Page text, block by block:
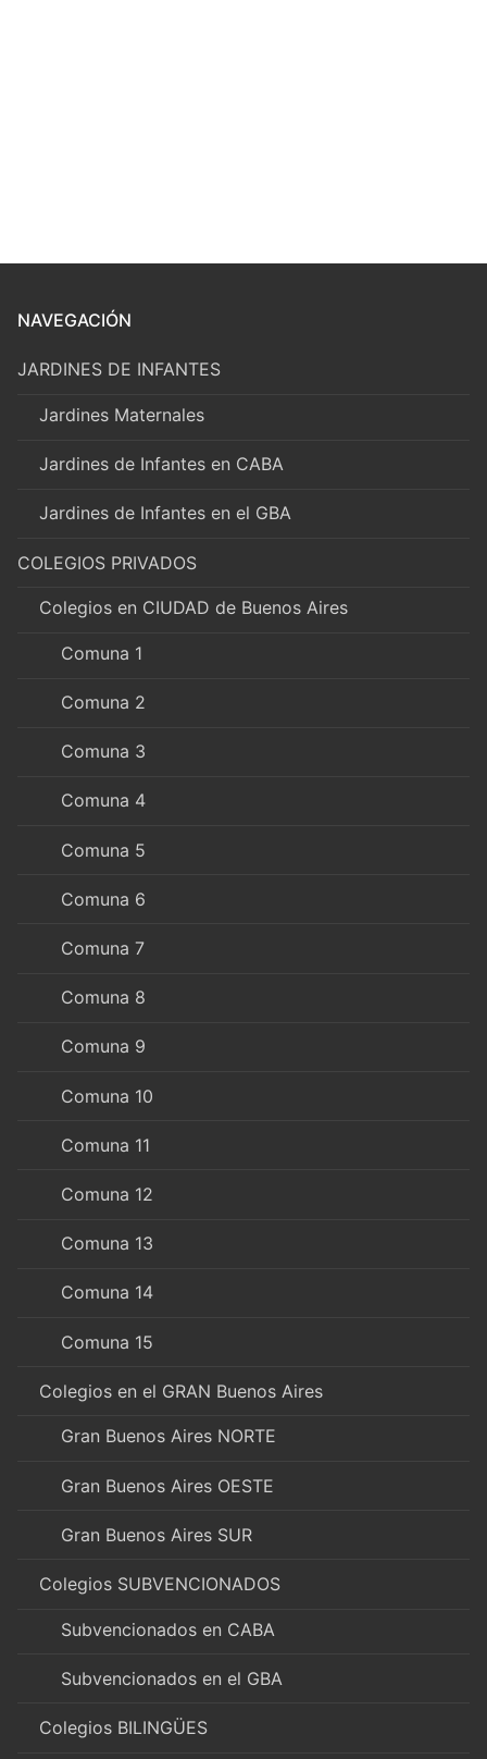
NAVEGACIÓN
JARDINES DE INFANTES
Jardines Maternales
Jardines de Infantes en CABA
Jardines de Infantes en el GBA
COLEGIOS PRIVADOS
Colegios en CIUDAD de Buenos Aires
Comuna 1
Comuna 2
Comuna 3
Comuna 4
Comuna 5
Comuna 6
Comuna 7
Comuna 8
Comuna 9
Comuna 10
Comuna 11
Comuna 12
Comuna 13
Comuna 14
Comuna 15
Colegios en el GRAN Buenos Aires
Gran Buenos Aires NORTE
Gran Buenos Aires OESTE
Gran Buenos Aires SUR
Colegios SUBVENCIONADOS
Subvencionados en CABA
Subvencionados en el GBA
Colegios BILINGÜES